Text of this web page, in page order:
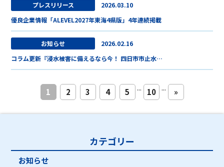
プレスリリース
2026.03.10
優良企業情報「ALEVEL2027年東海4県版」4年連続掲載
お知らせ
2026.02.16
コラム更新『浸水被害に備えるなら今！ 四日市市止水…
1 2 3 4 5 ... 10 ... »
カテゴリー
お知らせ